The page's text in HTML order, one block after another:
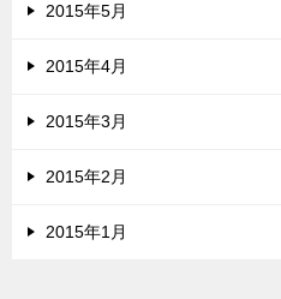
2015年5月
2015年4月
2015年3月
2015年2月
2015年1月